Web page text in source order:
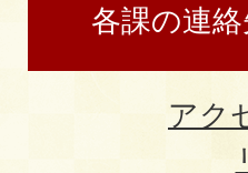
各課の連
アク